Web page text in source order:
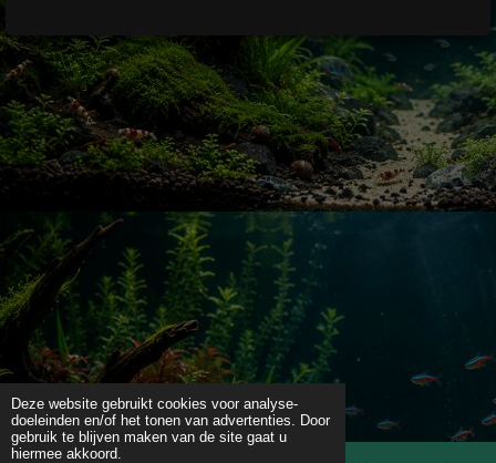
Deze website gebruikt cookies voor analyse-
doeleinden en/of het tonen van advertenties. Door
gebruik te blijven maken van de site gaat u
hiermee akkoord.